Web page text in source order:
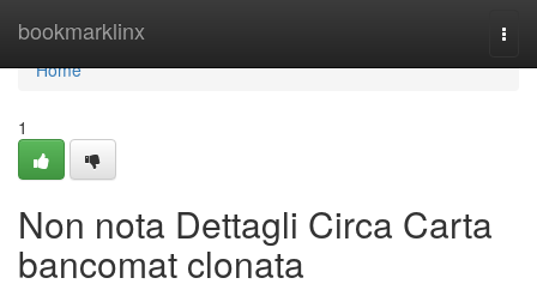
bookmarklinx
Home
Home
1
Non nota Dettagli Circa Carta
bancomat clonata